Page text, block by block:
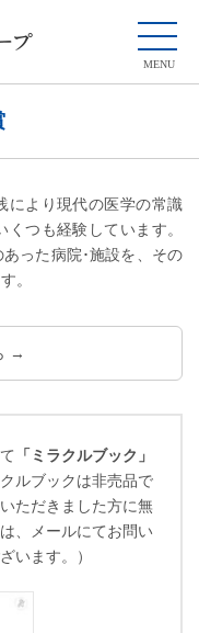
により現代の医学の常識
つも経験しています。
った病院･施設を、その
。
→
「ミラクルブック」
ルブックは非売品で
ただきました方に無
、メールにてお問い
います。）